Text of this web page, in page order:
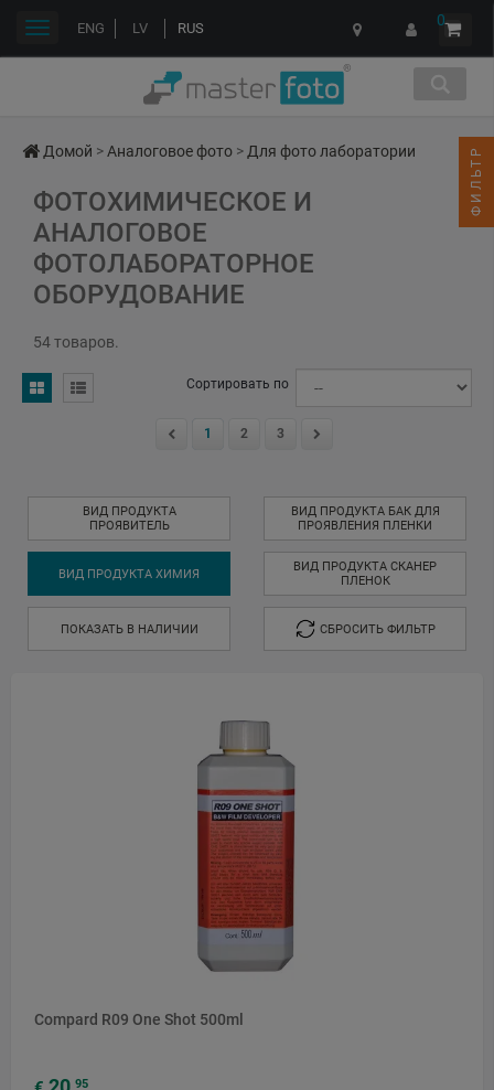
ENG LV RUS 0
Переключить
Домой >Аналоговое фото >Для фото лаборатории
ФОТОХИМИЧЕСКОЕ И
АНАЛОГОВОЕ
ФОТОЛАБОРАТОРНОЕ
ОБОРУДОВАНИЕ
54 товаров.
Сортировать по
1 2 3
ВИД ПРОДУКТА
ПРОЯВИТЕЛЬ
ВИД ПРОДУКТА БАК ДЛЯ
ПРОЯВЛЕНИЯ ПЛЕНКИ
ВИД ПРОДУКТА ХИМИЯ
ВИД ПРОДУКТА СКАНЕР
ПЛЕНОК
ПОКАЗАТЬ В НАЛИЧИИ СБРОСИТЬ ФИЛЬТР
Compard R09 One Shot 500ml
95
ФИЛЬТР